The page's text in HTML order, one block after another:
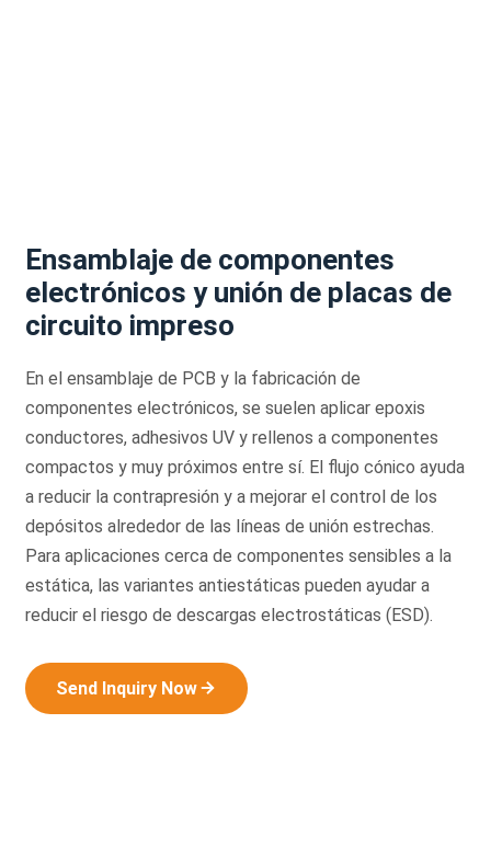
Ensamblaje de componentes
electrónicos y unión de placas de
circuito impreso
En el ensamblaje de PCB y la fabricación de
componentes electrónicos, se suelen aplicar epoxis
conductores, adhesivos UV y rellenos a componentes
compactos y muy próximos entre sí. El flujo cónico ayuda
a reducir la contrapresión y a mejorar el control de los
depósitos alrededor de las líneas de unión estrechas.
Para aplicaciones cerca de componentes sensibles a la
estática, las variantes antiestáticas pueden ayudar a
reducir el riesgo de descargas electrostáticas (ESD).
Send Inquiry Now